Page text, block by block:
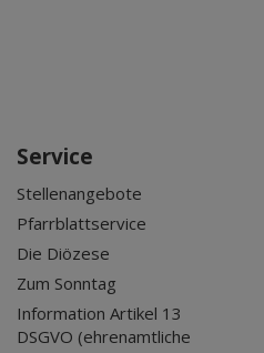
Service
Stellenangebote
Pfarrblattservice
Die Diözese
Zum Sonntag
Information Artikel 13
DSGVO (ehrenamtliche